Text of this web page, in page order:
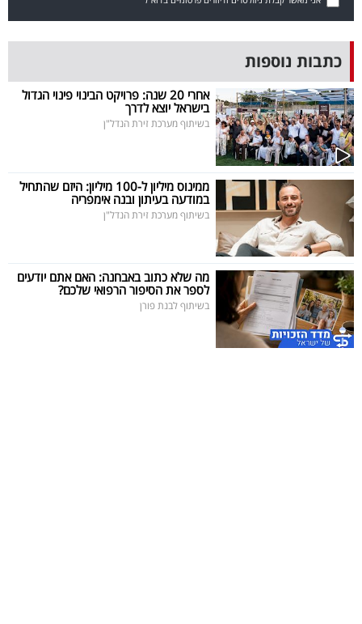
כתבות נוספות
אחרי 20 שנה: פרויקט הבינוי פינוי הגדול
בישראל יוצא לדרך
בשיתוף מערכת זירת הנדל"ן
ממינוס מיליון ל-100 מיליון: היזם שהתחיל
במודעה בעיתון ובנה אימפריה
בשיתוף מערכת זירת הנדל"ן
מה שלא כתוב באבחנה: האם אתם יודעים
לספר את הסיפור הרפואי שלכם?
בשיתוף לבנת פורן